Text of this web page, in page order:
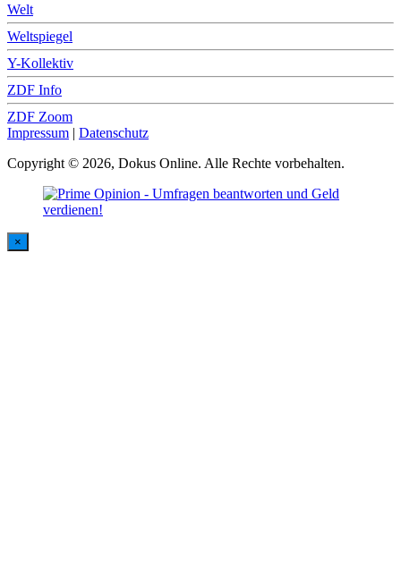
Welt
Weltspiegel
Y-Kollektiv
ZDF Info
ZDF Zoom
Impressum | Datenschutz
Copyright © 2026, Dokus Online. Alle Rechte vorbehalten.
×